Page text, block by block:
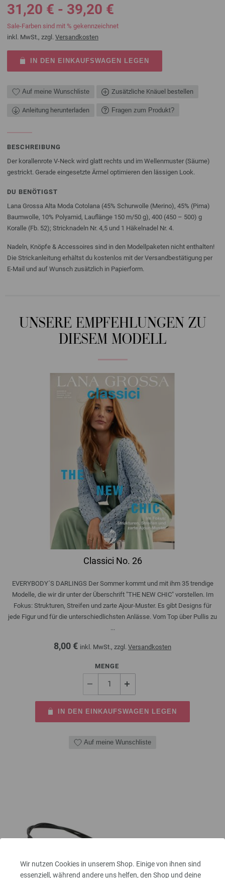
Wir nutzen Cookies in unserem Shop. Einige von ihnen sind
essenziell, während andere uns helfen, den Shop und deine
31,20 € - 39,20 €
Sale-Farben sind mit % gekennzeichnet
inkl. MwSt., zzgl. Versandkosten
IN DEN EINKAUFSWAGEN LEGEN
Auf meine Wunschliste Zusätzliche Knäuel bestellen
Anleitung herunterladen Fragen zum Produkt?
BESCHREIBUNG
Der korallenrote V-Neck wird glatt rechts und im Wellenmuster (Säume)
gestrickt. Gerade eingesetzte Ärmel optimieren den lässigen Look.
DU BENÖTIGST
Lana Grossa Alta Moda Cotolana (45% Schurwolle (Merino), 45% (Pima)
Baumwolle, 10% Polyamid, Lauflänge 150 m/50 g), 400 (450 – 500) g
Koralle (Fb. 52); Stricknadeln Nr. 4,5 und 1 Häkelnadel Nr. 4.
Nadeln, Knöpfe & Accessoires sind in den Modellpaketen nicht enthalten!
Die Strickanleitung erhältst du kostenlos mit der Versandbestätigung per
E-Mail und auf Wunsch zusätzlich in Papierform.
UNSERE EMPFEHLUNGEN ZU
DIESEM MODELL
Classici No. 26
EVERYBODY´S DARLINGS Der Sommer kommt und mit ihm 35 trendige
Modelle, die wir dir unter der Überschrift "THE NEW CHIC" vorstellen. Im
Fokus: Strukturen, Streifen und zarte Ajour-Muster. Es gibt Designs für
jede Figur und für die unterschiedlichsten Anlässe. Vom Top über Pullis zu
...
8,00 € inkl. MwSt., zzgl. Versandkosten
MENGE
IN DEN EINKAUFSWAGEN LEGEN
Auf meine Wunschliste